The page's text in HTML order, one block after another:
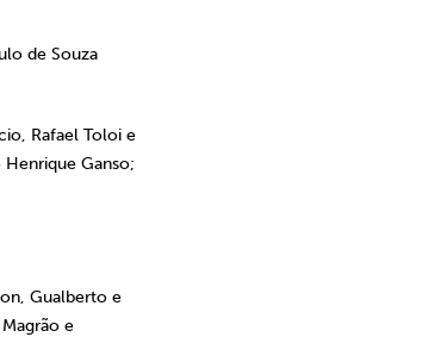
de Souza
Rafael Toloi e
Ganso;
Gualberto e
e